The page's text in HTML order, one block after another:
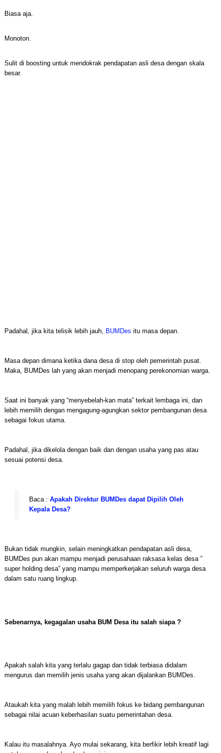
Biasa aja.
Monoton.
Sulit di boosting untuk mendokrak pendapatan asli desa dengan skala
besar.
Padahal, jika kita telisik lebih jauh, BUMDes itu masa depan.
Masa depan dimana ketika dana desa di stop oleh pemerintah pusat.
Maka, BUMDes lah yang akan menjadi menopang perekonomian warga.
Saat ini banyak yang “menyebelah-kan mata” terkait lembaga ini, dan
lebih memilih dengan mengagung-agungkan sektor pembangunan desa
sebagai fokus utama.
Padahal, jika dikelola dengan baik dan dengan usaha yang pas atau
sesuai potensi desa.
Baca : Apakah Direktur BUMDes dapat Dipilih Oleh
Kepala Desa?
Bukan tidak mungkin, selain meningkatkan pendapatan asli desa,
BUMDes pun akan mampu menjadi perusahaan raksasa kelas desa ”
super holding desa” yang mampu memperkerjakan seluruh warga desa
dalam satu ruang lingkup.
Sebenarnya, kegagalan usaha BUM Desa itu salah siapa ?
Apakah salah kita yang terlalu gagap dan tidak terbiasa didalam
mengurus dan memilih jenis usaha yang akan dijalankan BUMDes.
Ataukah kita yang malah lebih memilih fokus ke bidang pembangunan
sebagai nilai acuan keberhasilan suatu pemerintahan desa.
Kalau itu masalahnya. Ayo mulai sekarang, kita berfikir lebih kreatif lagi